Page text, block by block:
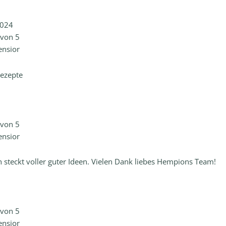
5
-
5
-
steckt voller guter Ideen. Vielen Dank liebes Hempions Team!
5
-